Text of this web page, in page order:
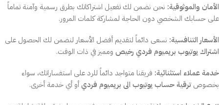
الأمان والموثوقية: نحن نضمن لك تفعيل اشتراكاتك بطرق رسمية وآمنة تماماً
على حسابك الشخصي دون الحاجة لمشاركة كلمات المرور.
الأسعار التنافسية: نسعى دائماً لتقديم أفضل الأسعار لنضمن لك الحصول على
اشتراك يوتيوب بريميوم فردي رخيص ومميز في ذات الوقت.
خدمة عملاء استثنائية: فريقنا متواجد دائماً للرد على استفساراتك، سواء
بخصوص ترقية حساب يوتيوب الى بريميوم فرديأو أي خدمة أخرى.